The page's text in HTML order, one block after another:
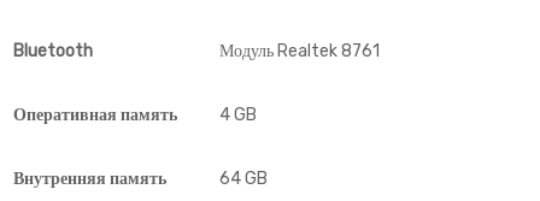
Bluetooth Модуль Realtek 8761
Оперативная память 4 GB
Внутренняя память 64 GB